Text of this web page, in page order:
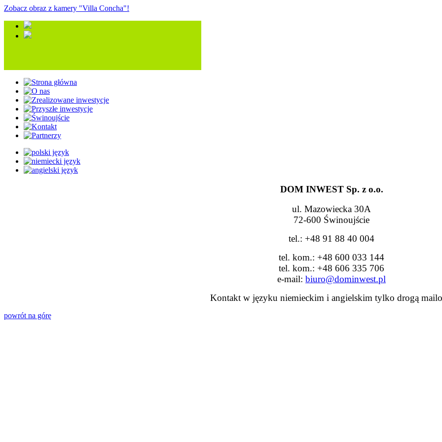
Zobacz obraz z kamery "Villa Concha"!
DOM INWEST Sp. z o.o.
ul. Mazowiecka 30A
72-600 Świnoujście
tel.: +48 91 88 40 004
tel. kom.: +48 600 033 144
tel. kom.: +48 606 335 706
e-mail: biuro@dominwest.pl
Kontakt w języku niemieckim i angielskim tylko drogą
powrót na górę